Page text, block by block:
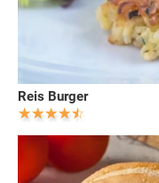
Reis Burger